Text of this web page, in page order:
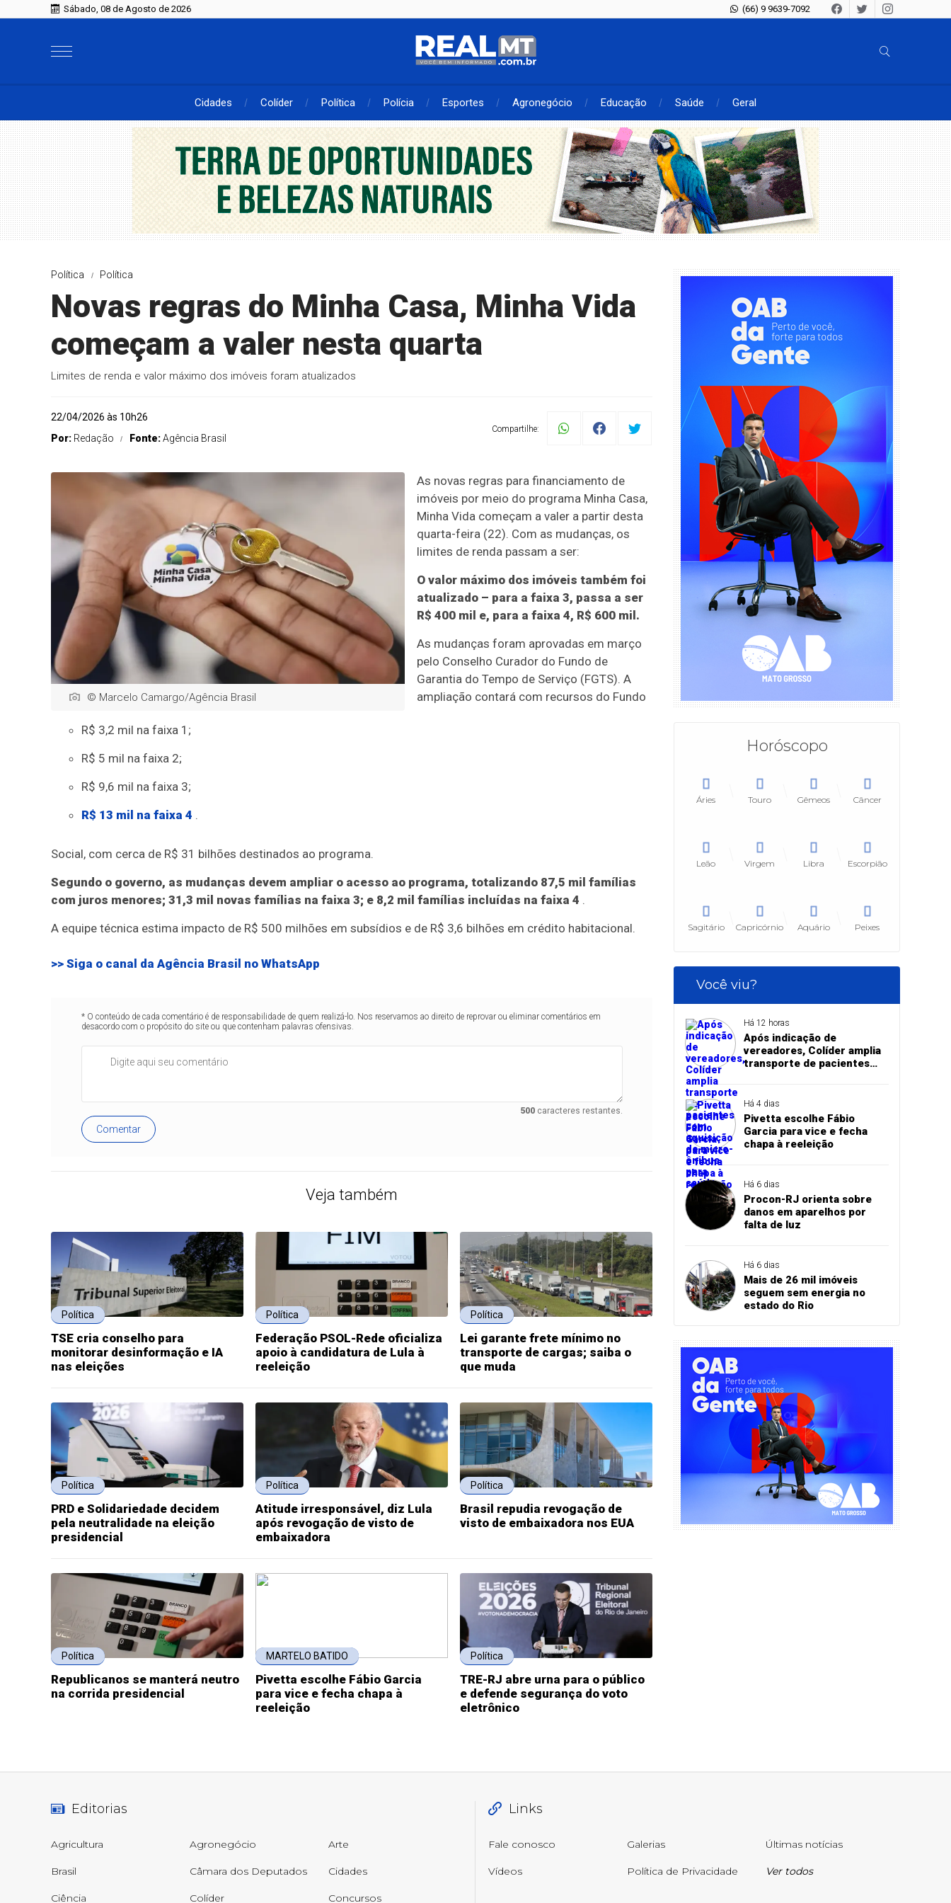
Sábado, 08 de Agosto de 2026 (66) 9 9639-7092
Cidades Colíder Política Polícia Esportes Agronegócio Educação Saúde Geral
Política Política
Novas regras do Minha Casa, Minha Vida
começam a valer nesta quarta
Limites de renda e valor máximo dos imóveis foram atualizados
22/04/2026 às 10h26
Por: Redação Fonte:Agência Brasil
Compartilhe:
© Marcelo Camargo/Agência Brasil
As novas regras para financiamento de
imóveis por meio do programa Minha Casa,
Minha Vida começam a valer a partir desta
quarta-feira (22). Com as mudanças, os
limites de renda passam a ser:
R$ 3,2 mil na faixa 1;
R$ 5 mil na faixa 2;
R$ 9,6 mil na faixa 3;
R$ 13 mil na faixa 4 .
O valor máximo dos imóveis também foi
atualizado – para a faixa 3, passa a ser
R$ 400 mil e, para a faixa 4, R$ 600 mil.
As mudanças foram aprovadas em março
pelo Conselho Curador do Fundo de
Garantia do Tempo de Serviço (FGTS). A
ampliação contará com recursos do Fundo
Social, com cerca de R$ 31 bilhões destinados ao programa.
Segundo o governo, as mudanças devem ampliar o acesso ao programa, totalizando 87,5 mil famílias
com juros menores; 31,3 mil novas famílias na faixa 3; e 8,2 mil famílias incluídas na faixa 4 .
A equipe técnica estima impacto de R$ 500 milhões em subsídios e de R$ 3,6 bilhões em crédito habitacional.
>> Siga o canal da Agência Brasil no WhatsApp
* O conteúdo de cada comentário é de responsabilidade de quem realizá-lo. Nos reservamos ao direito de reprovar ou eliminar comentários em
desacordo com o propósito do site ou que contenham palavras ofensivas.
500caracteres restantes.
Comentar
Veja também
Política
TSE cria conselho para
monitorar desinformação e IA
nas eleições
Política
Federação PSOL-Rede oficializa
apoio à candidatura de Lula à
reeleição
Política
Lei garante frete mínimo no
transporte de cargas; saiba o
que muda
Política
PRD e Solidariedade decidem
pela neutralidade na eleição
presidencial
Política
Atitude irresponsável, diz Lula
após revogação de visto de
embaixadora
Política
Brasil repudia revogação de
visto de embaixadora nos EUA
Política
Republicanos se manterá neutro
na corrida presidencial
MARTELO BATIDO
Pivetta escolhe Fábio Garcia
para vice e fecha chapa à
reeleição
Política
TRE-RJ abre urna para o público
e defende segurança do voto
eletrônico
Horóscopo
Áries Touro Gêmeos Câncer
Leão Virgem Libra Escorpião
Sagitário Capricórnio Aquário Peixes
Você viu?
Há 12 horas
Após indicação de
vereadores, Colíder amplia
transporte de pacientes
Há 4 dias
Pivetta escolhe Fábio
Garcia para vice e fecha
chapa à reeleição
Há 6 dias
Procon-RJ orienta sobre
danos em aparelhos por
falta de luz
Há 6 dias
Mais de 26 mil imóveis
seguem sem energia no
estado do Rio
Editorias
Agricultura Agronegócio Arte
Brasil Câmara dos Deputados Cidades
Ciência Colíder Concursos
Links
Fale conosco Galerias Últimas notícias
Vídeos Política de Privacidade Ver todos